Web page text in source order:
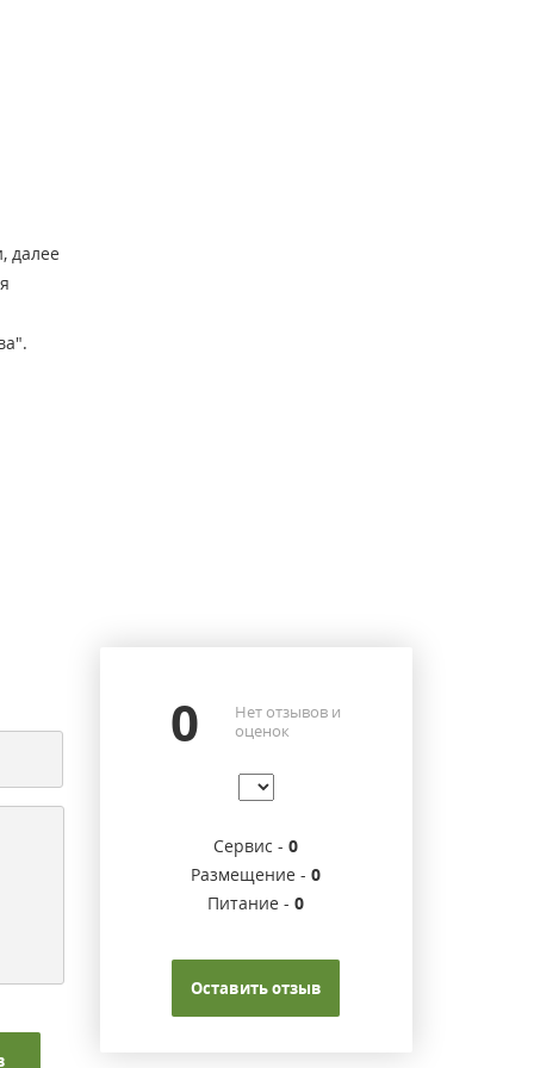
далее
0
Нет отзывов и
оценок
Сервис -0
Размещение -0
Питание -0
Оставить отзыв